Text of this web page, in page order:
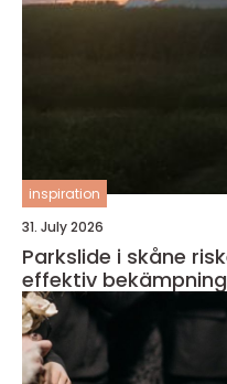
inspiration
31. July 2026
Parkslide i skåne risker, lagstiftning och
effektiv bekämpning